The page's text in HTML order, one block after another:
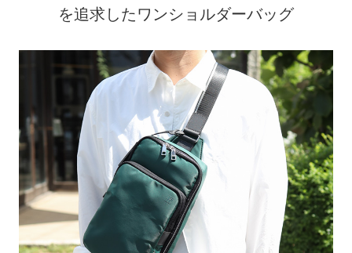
を追求したワンショルダーバッグ